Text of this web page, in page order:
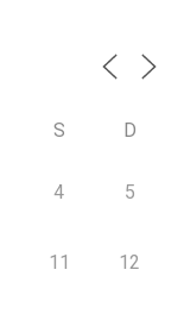
S D
4 5
11 12